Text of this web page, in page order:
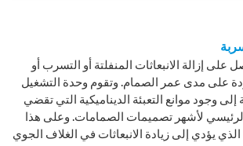
على إزالة الانبعاثات المنفلتة أو التسرب أو
على مدى عمر الصمام. وتقوم وحدة التشغيل
إلى وجود موانع التعبئة الديناميكية التي تقضي
لأشهر تصميمات الصمامات. وعلى هذا
يؤدي إلى زيادة الانبعاثات في الغلاف الجوي